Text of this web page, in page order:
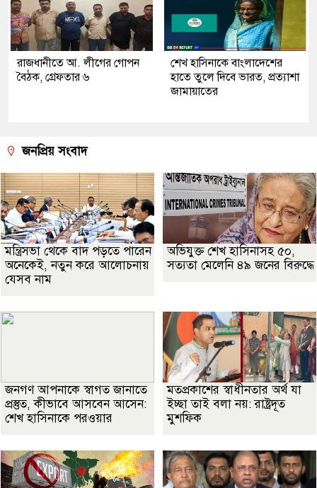
রাজধানীতে আ. লীগের গোপন
বৈঠক, গ্রেফতার ৬
শেখ হাসিনাকে বাংলাদেশের
হাতে তুলে দিবে ভারত, প্রত্যাশা
জামায়াতের
জনপ্রিয় সংবাদ
মন্ত্রিসভা থেকে বাদ পড়তে পারেন
অনেকেই, নতুন করে আলোচনায়
যেসব নাম
অভিযুক্ত শেখ হাসিনাসহ ৫০,
সত্যতা মেলেনি ৪৯ জনের বিরুদ্ধে
জনগণ আপনাকে স্বাগত জানাতে
প্রস্তুত, কীভাবে আসবেন আসেন:
শেখ হাসিনাকে পরওয়ার
মতপ্রকাশের স্বাধীনতার অর্থ যা
ইচ্ছা তাই বলা নয়: রাষ্ট্রদূত
মুশফিক